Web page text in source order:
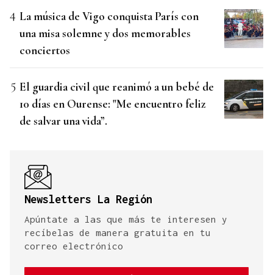
La música de Vigo conquista París con
una misa solemne y dos memorables
conciertos
El guardia civil que reanimó a un bebé de
10 días en Ourense: "Me encuentro feliz
de salvar una vida”.
Newsletters La Región
Apúntate a las que más te interesen y
recíbelas de manera gratuita en tu
correo electrónico